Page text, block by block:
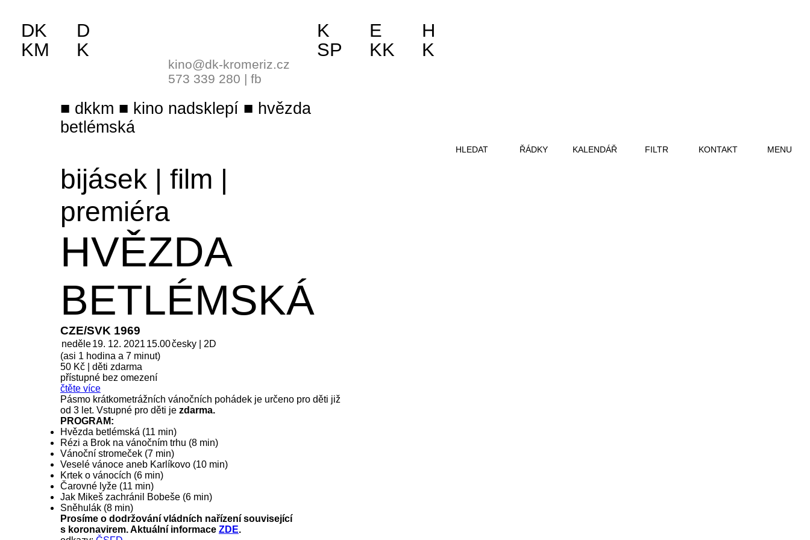
dkkm kino nadsklepí
hvězda
betlémská
bijásek| film |
premiéra
HVĚZDA
BETLÉMSKÁ
CZE/SVK 1969
neděle19. 12. 2021 15.00česky | 2D
(asi 1 hodina a 7 minut)
50 Kč| děti zdarma
přístupné bez omezení
čtěte více
Pásmo krátkometrážních vánočních pohádek je určeno pro děti již
od 3 let. Vstupné pro děti je zdarma.
PROGRAM:
Hvězda betlémská (11 min)
Rézi a Brok na vánočním trhu (8 min)
Vánoční stromeček (7 min)
Veselé vánoce aneb Karlíkovo (10 min)
Krtek o vánocích (6 min)
Čarovné lyže (11 min)
Jak Mikeš zachránil Bobeše (6 min)
Sněhulák (8 min)
Prosíme o dodržování vládních nařízení související
s koronavirem. Aktuální informace ZDE.
DK
KM
D
K
kino@dk-kromeriz.cz
573 339 280 | fb
K
SP
E
KK
H
K
HLEDAT ŘÁDKY KALENDÁŘ FILTR KONTAKT MENU